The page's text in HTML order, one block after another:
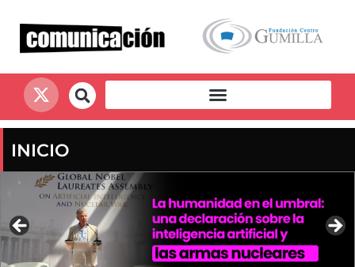
INICIO